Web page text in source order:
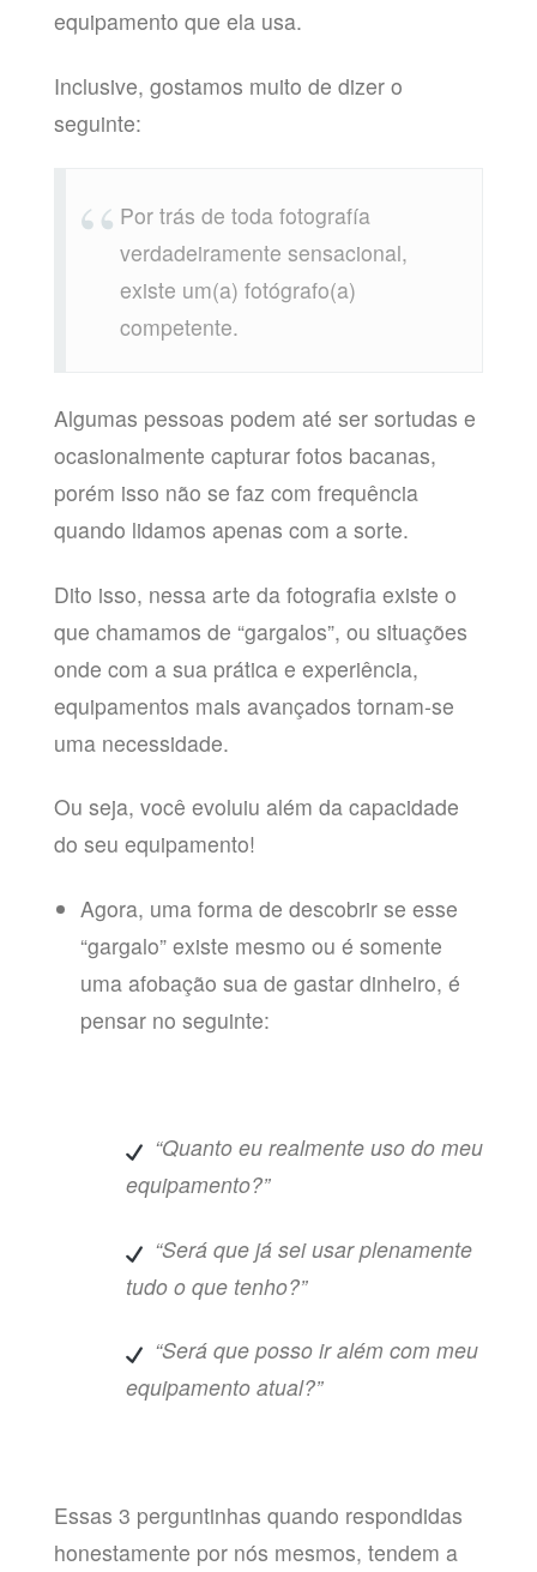
equipamento que ela usa.
Inclusive, gostamos muito de dizer o
seguinte:
Por trás de toda fotografía
verdadeiramente sensacional,
existe um(a) fotógrafo(a)
competente.
Algumas pessoas podem até ser sortudas e
ocasionalmente capturar fotos bacanas,
porém isso não se faz com frequência
quando lidamos apenas com a sorte.
Dito isso, nessa arte da fotografia existe o
que chamamos de “gargalos”, ou situações
onde com a sua prática e experiência,
equipamentos mais avançados tornam-se
uma necessidade.
Ou seja, você evoluiu além da capacidade
do seu equipamento!
Agora, uma forma de descobrir se esse
“gargalo” existe mesmo ou é somente
uma afobação sua de gastar dinheiro, é
pensar no seguinte:
“Quanto eu realmente uso do meu
equipamento?”
“Será que já sei usar plenamente
tudo o que tenho?”
“Será que posso ir além com meu
equipamento atual?”
Essas 3 perguntinhas quando respondidas
honestamente por nós mesmos, tendem a